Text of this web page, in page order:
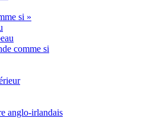
si »
comme si
anglo-irlandais